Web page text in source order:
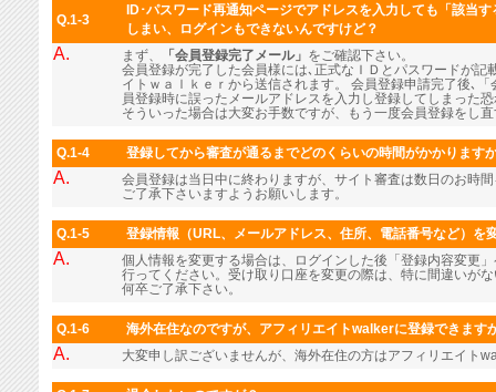
Q.1-3
ID･パスワード再通知ページでアドレスを入力しても「該当
しまい、ログインもできないんですけど？
A. まず、 「会員登録完了メール」 をご確認下さい。
会員登録が完了した会員様には､正式なＩＤとパスワードが
イトｗａｌｋｅｒから送信されます。 会員登録申請完了後､
員登録時に誤ったメールアドレスを入力し登録してしまった
そういった場合は大変お手数ですが、もう一度会員登録をし
Q.1-4 登録してから審査が通るまでどのくらいの時間がかかります
A.
会員登録は当日中に終わりますが、サイト審査は数日のお時
ご了承下さいますようお願いします。
Q.1-5 登録情報（URL、メールアドレス、住所、電話番号など）を
A.
個人情報を変更する場合は、ログインした後「登録内容変更
行ってください。受け取り口座を変更の際は、特に間違いが
何卒ご了承下さい。
Q.1-6 海外在住なのですが、アフィリエイトwalkerに登録できます
A. 大変申し訳ございませんが、海外在住の方はアフィリエイト